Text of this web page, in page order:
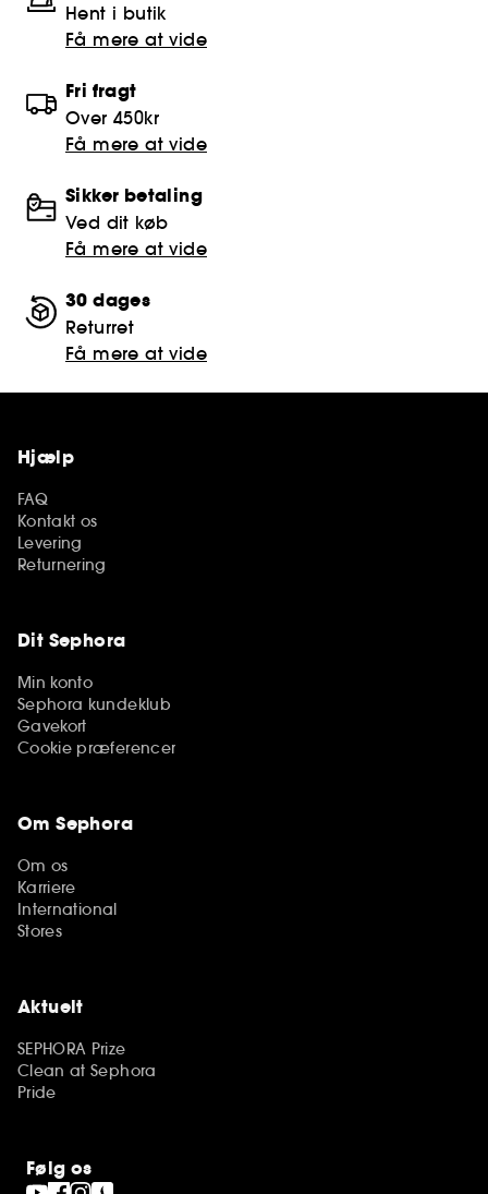
Hent i butik
Få mere at vide
Fri fragt
Over 450kr
Få mere at vide
Sikker betaling
Ved dit køb
Få mere at vide
30 dages
Returret
Få mere at vide
Hjælp
FAQ
Kontakt os
Levering
Returnering
Dit Sephora
Min konto
Sephora kundeklub
Gavekort
Cookie præferencer
Om Sephora
Om os
Karriere
International
Stores
Aktuelt
SEPHORA Prize
Clean at Sephora
Pride
Følg os